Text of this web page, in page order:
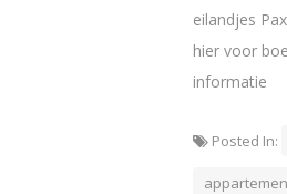
eilandjes
hier voor
informatie
Posted In: